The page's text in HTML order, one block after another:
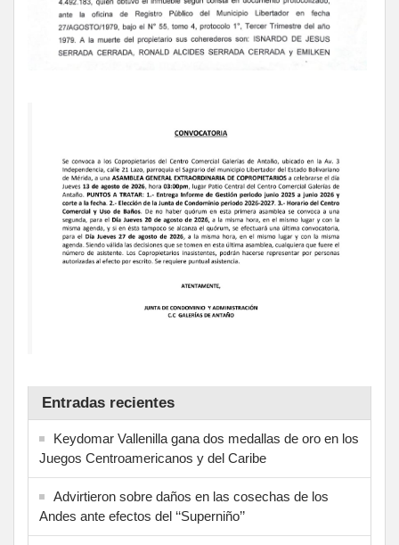
Entradas recientes
Keydomar Vallenilla gana dos medallas de oro en los
Juegos Centroamericanos y del Caribe
Advirtieron sobre daños en las cosechas de los
Andes ante efectos del ‘‘Superniño’’